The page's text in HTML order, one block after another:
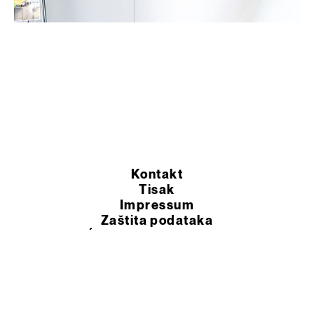
Kontakt
Tisak
Impressum
Zaštita podataka